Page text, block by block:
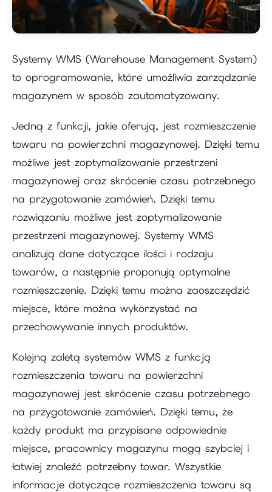
Systemy WMS (Warehouse Management System)
to oprogramowanie, które umożliwia zarządzanie
magazynem w sposób zautomatyzowany.
Jedną z funkcji, jakie oferują, jest rozmieszczenie
towaru na powierzchni magazynowej. Dzięki temu
możliwe jest zoptymalizowanie przestrzeni
magazynowej oraz skrócenie czasu potrzebnego
na przygotowanie zamówień. Dzięki temu
rozwiązaniu możliwe jest zoptymalizowanie
przestrzeni magazynowej. Systemy WMS
analizują dane dotyczące ilości i rodzaju
towarów, a następnie proponują optymalne
rozmieszczenie. Dzięki temu można zaoszczędzić
miejsce, które można wykorzystać na
przechowywanie innych produktów.
Kolejną zaletą systemów WMS z funkcją
rozmieszczenia towaru na powierzchni
magazynowej jest skrócenie czasu potrzebnego
na przygotowanie zamówień. Dzięki temu, że
każdy produkt ma przypisane odpowiednie
miejsce, pracownicy magazynu mogą szybciej i
łatwiej znaleźć potrzebny towar. Wszystkie
informacje dotyczące rozmieszczenia towaru są